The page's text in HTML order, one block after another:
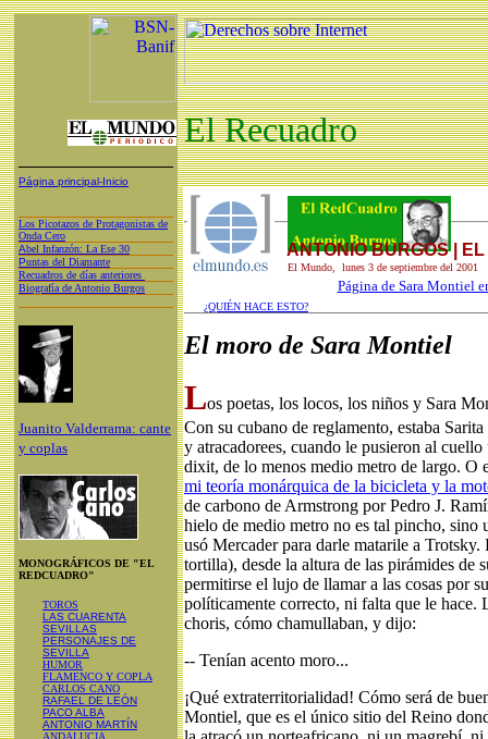
Página principal-Inicio
Los Picotazos de Protagonistas de
Onda Cero
Abel Infanzón: La Ese 30
Puntas del Diamante
Recuadros de días anteriores
Biografía de Antonio Burgos
Juanito Valderrama: cante
y coplas
MONOGRÁFICOS DE "EL
REDCUADRO"
TOROS
LAS CUARENTA
SEVILLAS
PERSONAJES DE
SEVILLA
HUMOR
FLAMENCO Y COPLA
CARLOS CANO
RAFAEL DE LEÓN
PACO ALBA
ANTONIO MARTÍN
ANDALUCIA
El Recuadro
El Mundo, lunes 3 de septiembre del 2001
¿QUIÉN HACE ESTO?
ANTONIO BURGOS |
Página de Sara Montiel
El moro de Sara Montiel
Los poetas, los locos, los niños y Sara
Con su cubano de reglamento, estaba
y atracadorees, cuando le pusieron al
dixit, de lo menos medio metro de largo. O
mi teoría monárquica de la bicicleta y la
de carbono de Armstrong por Pedro J.
hielo de medio metro no es tal pincho, sino
usó Mercader para darle matarile a
tortilla), desde la altura de las pirámides de
permitirse el lujo de llamar a las cosas por
políticamente correcto, ni falta que le hace.
choris, cómo chamullaban, y dijo:
-- Tenían acento moro...
¡Qué extraterritorialidad! Cómo será de
Montiel, que es el único sitio del Reino